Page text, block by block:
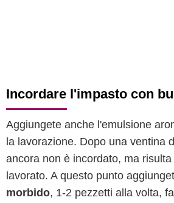
Incordare l'impasto con
Aggiungete anche l'emulsione
la lavorazione. Dopo una ventina
ancora non è incordato, ma
lavorato. A questo punto
morbido, 1-2 pezzetti alla volta,